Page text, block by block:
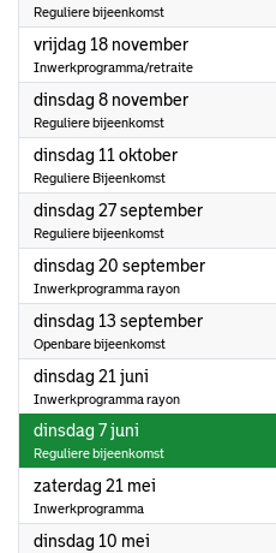
Reguliere bijeenkomst
vrijdag 18 november2022
Inwerkprogramma/retraite
dinsdag 8 november2022
Reguliere bijeenkomst
dinsdag 11 oktober2022
Reguliere Bijeenkomst
dinsdag 27 september2022
Reguliere bijeenkomst
dinsdag 20 september2022
Inwerkprogramma rayon
dinsdag 13 september2022
Openbare bijeenkomst
dinsdag 21 juni
Inwerkprogramma rayon
dinsdag 7 juni
Reguliere bijeenkomst
zaterdag 21 mei
Inwerkprogramma
dinsdag 10 mei